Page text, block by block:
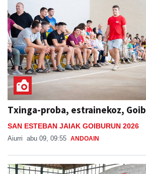
Txinga-proba, estrainekoz,
SAN ESTEBAN JAIAK GOIBURUN 2026
Aiurri abu 09, 09:55 ANDOAIN